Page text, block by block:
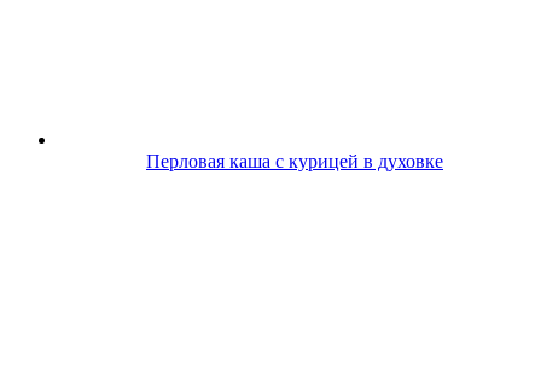
Перловая каша с курицей в духовке